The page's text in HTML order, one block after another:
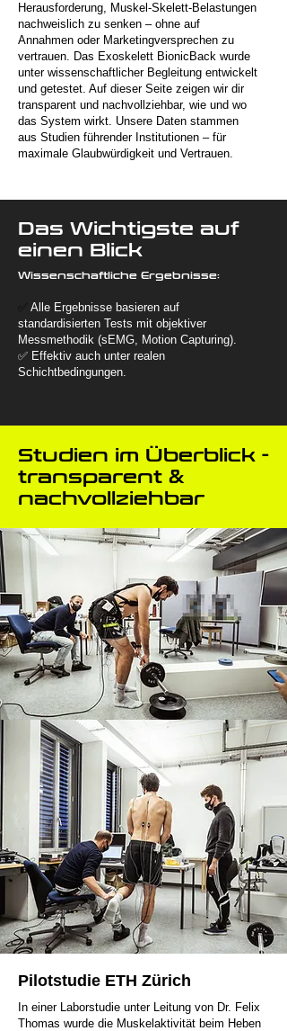
Herausforderung, Muskel-Skelett-Belastungen
nachweislich zu senken – ohne auf
Annahmen oder Marketingversprechen zu
vertrauen. Das Exoskelett BionicBack wurde
unter wissenschaftlicher Begleitung entwickelt
und getestet. Auf dieser Seite zeigen wir dir
transparent und nachvollziehbar, wie und wo
das System wirkt. Unsere Daten stammen
aus Studien führender Institutionen – für
maximale Glaubwürdigkeit und Vertrauen.
Das Wichtigste auf
einen Blick
Wissenschaftliche Ergebnisse:
Alle Ergebnisse basieren auf
standardisierten Tests mit objektiver
Messmethodik (sEMG, Motion Capturing).
✅ Effektiv auch unter realen
Schichtbedingungen.
Studien im Überblick -
transparent &
nachvollziehbar
Pilotstudie ETH Zürich
In einer Laborstudie unter Leitung von Dr. Felix
Thomas wurde die Muskelaktivität beim Heben